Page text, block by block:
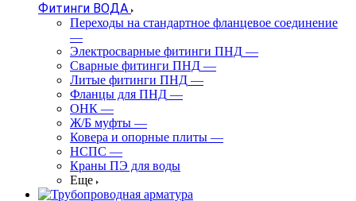
Фитинги ВОДА
Переходы на стандартное фланцевое соединение
—
Электросварные фитинги ПНД —
Сварные фитинги ПНД —
Литые фитинги ПНД —
Фланцы для ПНД —
ОНК —
Ж/Б муфты —
Ковера и опорные плиты —
НСПС —
Краны ПЭ для воды
Еще